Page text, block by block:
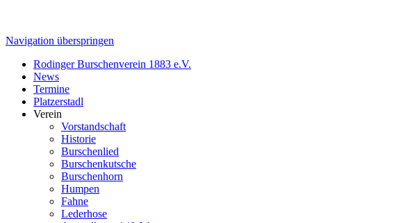
Navigation überspringen
Rodinger Burschenverein 1883 e.V.
News
Termine
Platzerstadl
Verein
Vorstandschaft
Historie
Burschenlied
Burschenkutsche
Burschenhorn
Humpen
Fahne
Lederhose